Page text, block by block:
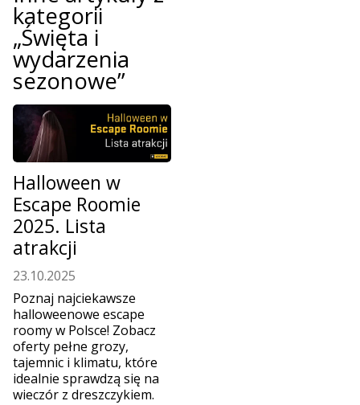
kategorii
„Święta i
wydarzenia
sezonowe”
Halloween w
Escape Roomie
2025. Lista
atrakcji
23.10.2025
Poznaj najciekawsze
halloweenowe escape
roomy w Polsce! Zobacz
oferty pełne grozy,
tajemnic i klimatu, które
idealnie sprawdzą się na
wieczór z dreszczykiem.